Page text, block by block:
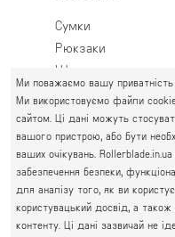
Сумки
Рюкзаки
Шкарпетки
ПРАВИЙ БЕРЕГ
Святошин,
М. КИЇВ, ВУЛ.
ГРАФІК РОБОТИ:
пн.-пт. 10.00 - 19.00
Ми поважаємо вашу приватність
Ми використовуємо файли
сайтом. Ці дані можуть
вашого пристрою, або бути
ваших очікувань.
забезпечення безпеки,
для аналізу того, як ви
користувацький досвід, а
контенту. Ці дані зазвичай не